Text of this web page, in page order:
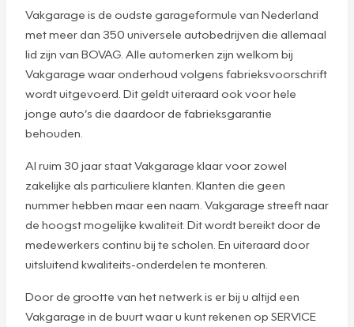
Vakgarage is de oudste garageformule van Nederland
met meer dan 350 universele autobedrijven die allemaal
lid zijn van BOVAG. Alle automerken zijn welkom bij
Vakgarage waar onderhoud volgens fabrieksvoorschrift
wordt uitgevoerd. Dit geldt uiteraard ook voor hele
jonge auto’s die daardoor de fabrieksgarantie
behouden.
Al ruim 30 jaar staat Vakgarage klaar voor zowel
zakelijke als particuliere klanten. Klanten die geen
nummer hebben maar een naam. Vakgarage streeft naar
de hoogst mogelijke kwaliteit. Dit wordt bereikt door de
medewerkers continu bij te scholen. En uiteraard door
uitsluitend kwaliteits-onderdelen te monteren.
Door de grootte van het netwerk is er bij u altijd een
Vakgarage in de buurt waar u kunt rekenen op SERVICE